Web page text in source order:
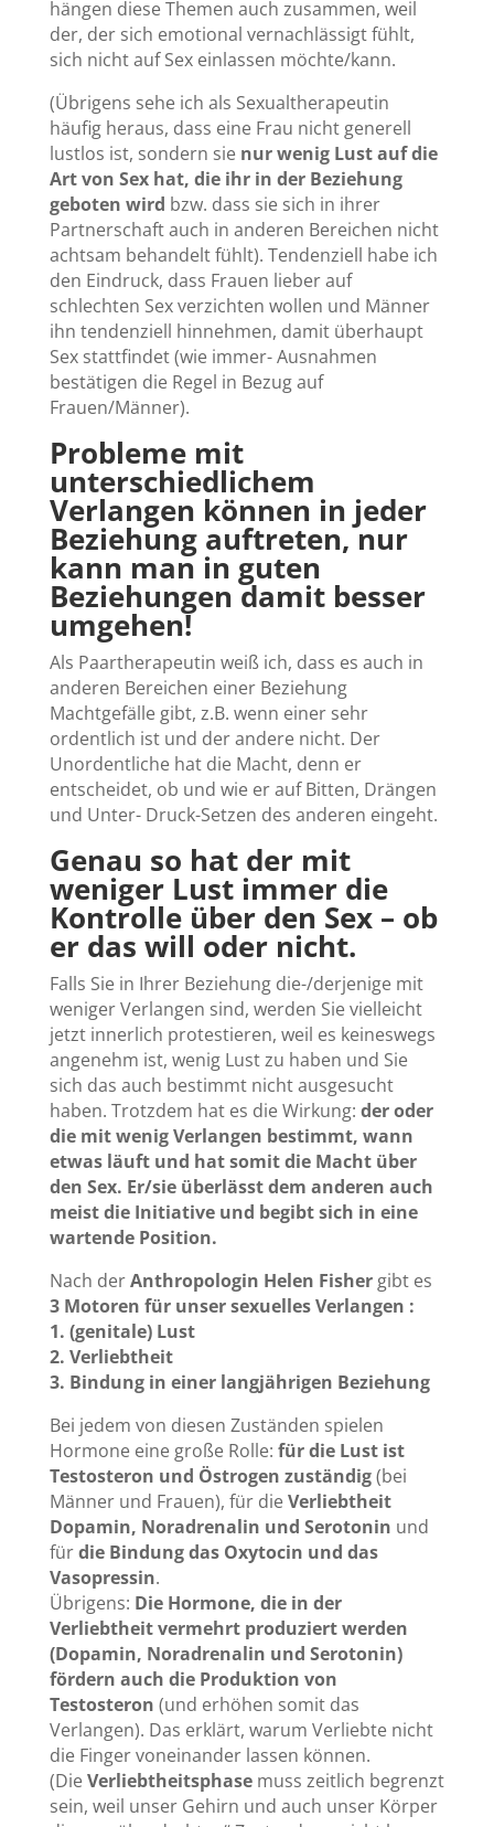
hängen diese Themen auch zusammen, weil
der, der sich emotional vernachlässigt fühlt,
sich nicht auf Sex einlassen möchte/kann.
(Übrigens sehe ich als Sexualtherapeutin
häufig heraus, dass eine Frau nicht generell
lustlos ist, sondern sie nur wenig Lust auf die
Art von Sex hat, die ihr in der Beziehung
geboten wird bzw. dass sie sich in ihrer
Partnerschaft auch in anderen Bereichen nicht
achtsam behandelt fühlt). Tendenziell habe ich
den Eindruck, dass Frauen lieber auf
schlechten Sex verzichten wollen und Männer
ihn tendenziell hinnehmen, damit überhaupt
Sex stattfindet (wie immer- Ausnahmen
bestätigen die Regel in Bezug auf
Frauen/Männer).
Probleme mit
unterschiedlichem
Verlangen können in jeder
Beziehung auftreten, nur
kann man in guten
Beziehungen damit besser
umgehen!
Als Paartherapeutin weiß ich, dass es auch in
anderen Bereichen einer Beziehung
Machtgefälle gibt, z.B. wenn einer sehr
ordentlich ist und der andere nicht. Der
Unordentliche hat die Macht, denn er
entscheidet, ob und wie er auf Bitten, Drängen
und Unter- Druck-Setzen des anderen eingeht.
Genau so hat der mit
weniger Lust immer die
Kontrolle über den Sex – ob
er das will oder nicht.
Falls Sie in Ihrer Beziehung die-/derjenige mit
weniger Verlangen sind, werden Sie vielleicht
jetzt innerlich protestieren, weil es keineswegs
angenehm ist, wenig Lust zu haben und Sie
sich das auch bestimmt nicht ausgesucht
haben. Trotzdem hat es die Wirkung: der oder
die mit wenig Verlangen bestimmt, wann
etwas läuft und hat somit die Macht über
den Sex. Er/sie überlässt dem anderen auch
meist die Initiative und begibt sich in eine
wartende Position.
Nach derAnthropologin Helen Fishergibt es
3 Motoren für unser sexuelles Verlangen :
1. (genitale) Lust
2. Verliebtheit
3. Bindung in einer langjährigen Beziehung
Bei jedem von diesen Zuständen spielen
Hormone eine große Rolle: für die Lust ist
Testosteron und Östrogen zuständig(bei
Männer und Frauen), für dieVerliebtheit
Dopamin, Noradrenalin und Serotonin und
fürdie Bindung das Oxytocin und das
Vasopressin.
Übrigens: Die Hormone, die in der
Verliebtheit vermehrt produziert werden
(Dopamin, Noradrenalin und Serotonin)
fördern auch die Produktion von
Testosteron (und erhöhen somit das
Verlangen). Das erklärt, warum Verliebte nicht
die Finger voneinander lassen können.
(DieVerliebtheitsphasemuss zeitlich begrenzt
sein, weil unser Gehirn und auch unser Körper